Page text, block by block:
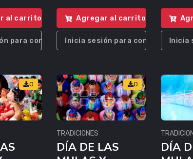
al carrito
para comprar
Agregar al carrito
Inicia sesión para comprar Inicia
0 0
TRADICIONES
DÍA DE LAS
DÍA